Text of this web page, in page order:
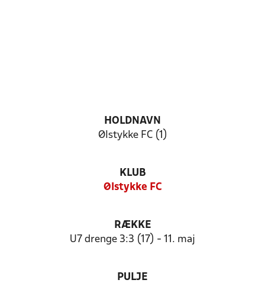
HOLDNAVN
Ølstykke FC (1)
KLUB
Ølstykke FC
RÆKKE
U7 drenge 3:3 (17) - 11. maj
PULJE